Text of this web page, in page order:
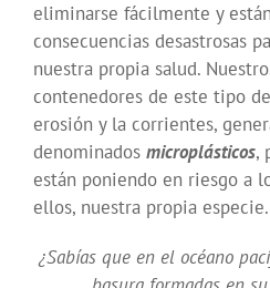
eliminarse fácilmente y
consecuencias desastrosas
nuestra propia salud.
contenedores de este tipo
erosión y la corrientes,
denominados microplásticos,
están poniendo en riesgo a
ellos, nuestra propia especie.
¿Sabías que en el océano